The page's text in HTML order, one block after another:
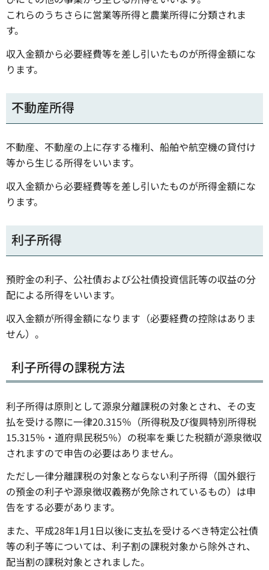
これらのうちさらに営業等所得と農業所得に分類されま
す。
収入金額から必要経費等を差し引いたものが所得金額にな
ります。
不動産所得
不動産、不動産の上に存する権利、船舶や航空機の貸付け
等から生じる所得をいいます。
収入金額から必要経費等を差し引いたものが所得金額にな
ります。
利子所得
預貯金の利子、公社債および公社債投資信託等の収益の分
配による所得をいいます。
収入金額が所得金額になります（必要経費の控除はありま
せん）。
利子所得の課税方法
利子所得は原則として源泉分離課税の対象とされ、その支
払を受ける際に一律20.315％（所得税及び復興特別所得税
15.315％・道府県民税5％）の税率を乗じた税額が源泉徴収
されますので申告の必要はありません。
ただし一律分離課税の対象とならない利子所得（国外銀行
の預金の利子や源泉徴収義務が免除されているもの）は申
告をする必要があります。
また、平成28年1月1日以後に支払を受けるべき特定公社債
等の利子等については、利子割の課税対象から除外され、
配当割の課税対象とされました。